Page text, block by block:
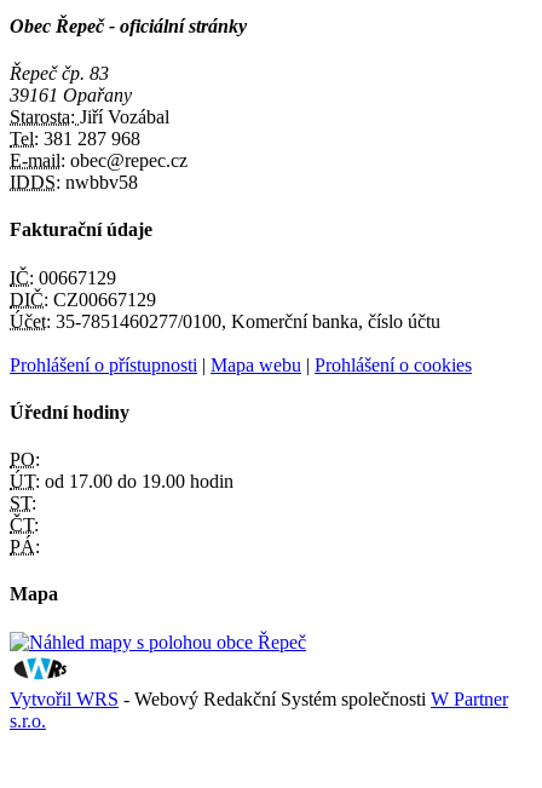
Obec Řepeč - oficiální stránky
Řepeč čp. 83
39161 Opařany
Starosta: Jiří Vozábal
Tel: 381 287 968
E-mail: obec@repec.cz
IDDS: nwbbv58
Fakturační údaje
IČ: 00667129
DIČ: CZ00667129
Účet: 35-7851460277/0100, Komerční banka, číslo účtu
Prohlášení o přístupnosti | Mapa webu | Prohlášení o cookies
Úřední hodiny
PO:
ÚT: od 17.00 do 19.00 hodin
ST:
ČT:
PÁ:
Mapa
Vytvořil WRS - Webový Redakční Systém společnosti W Partner
s.r.o.